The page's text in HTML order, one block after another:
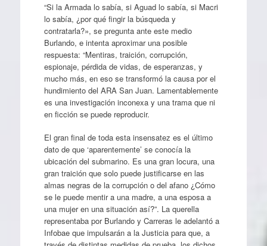
“Si la Armada lo sabía, si Aguad lo sabía, si Macri
lo sabía, ¿por qué fingir la búsqueda y
contratarla?», se pregunta ante este medio
Burlando, e intenta aproximar una posible
respuesta: “Mentiras, traición, corrupción,
espionaje, pérdida de vidas, de esperanzas, y
mucho más, en eso se transformó la causa por el
hundimiento del ARA San Juan. Lamentablemente
es una investigación inconexa y una trama que ni
en ficción se puede reproducir.
El gran final de toda esta insensatez es el último
dato de que ‘aparentemente’ se conocía la
ubicación del submarino. Es una gran locura, una
gran traición que solo puede justificarse en las
almas negras de la corrupción o del afano ¿Cómo
se le puede mentir a una madre, a una esposa a
una mujer en una situación así?”. La querella
representaba por Burlando y Carreras le adelantó a
Infobae que impulsarán a la Justicia para que, a